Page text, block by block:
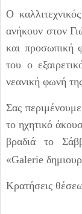
Ο
ανήκουν στον
και προσωπική
του ο
νεανική φωνή
Σας
το ηχητικό
βραδιά το
«Galerie
Κρατήσεις
Τιμή